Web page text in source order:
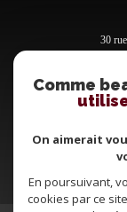
30
Comme
On aimerait
En poursuivant,
cookies par ce